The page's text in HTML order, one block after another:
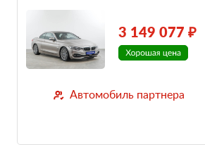
3 149 077 ₽
Автомобиль партнера